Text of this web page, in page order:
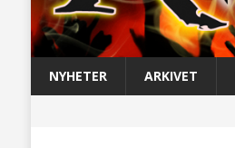
NYHETER ARKIVET